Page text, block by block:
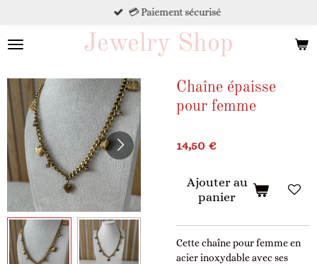
contenu
Jewelry Shop
💳 Paiement sécurisé
Chaîne épaisse
pour femme
14,50 €
Ajouter au
panier
Cette chaîne pour femme en
acier inoxydable avec ses